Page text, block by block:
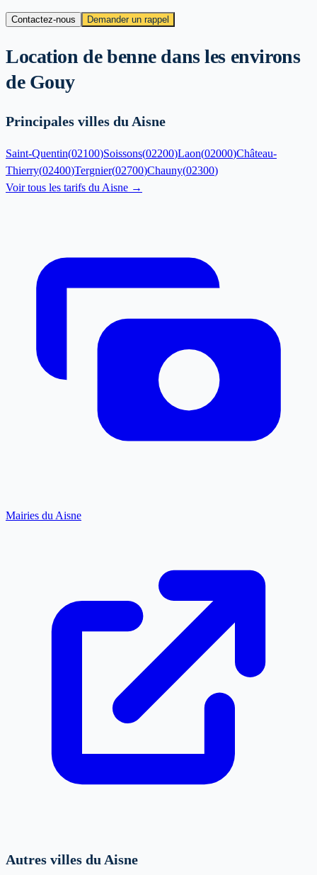
Contactez-nous Demander un rappel
Location de benne dans les environs
de Gouy
Principales villes du Aisne
Saint-Quentin(02100)Soissons(02200)Laon(02000)Château-
Thierry(02400)Tergnier(02700)Chauny(02300)
Voir tous les tarifs duAisne →
Mairies du Aisne
Autres villes du Aisne